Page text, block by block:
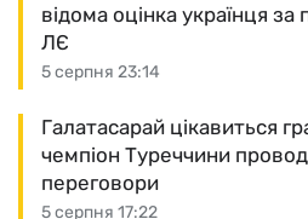
5 серпня 23:14
відома оцінка українця
ЛЄ
5 серпня 17:22
Галатасарай цікавиться
чемпіон Туреччини
переговори